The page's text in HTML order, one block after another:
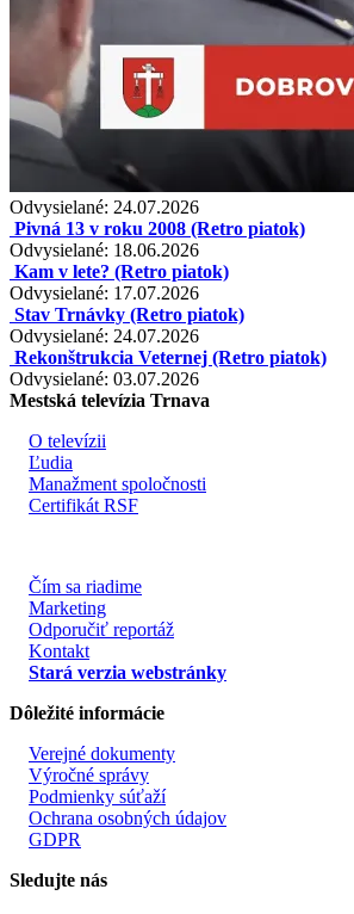
Odvysielané: 24.07.2026
Pivná 13 v roku 2008 (Retro piatok)
Odvysielané: 18.06.2026
Kam v lete? (Retro piatok)
Odvysielané: 17.07.2026
Stav Trnávky (Retro piatok)
Odvysielané: 24.07.2026
Rekonštrukcia Veternej (Retro piatok)
Odvysielané: 03.07.2026
Mestská televízia Trnava
O televízii
Ľudia
Manažment spoločnosti
Certifikát RSF
Čím sa riadime
Marketing
Odporučiť reportáž
Kontakt
Stará verzia webstránky
Dôležité informácie
Verejné dokumenty
Výročné správy
Podmienky súťaží
Ochrana osobných údajov
GDPR
Sledujte nás